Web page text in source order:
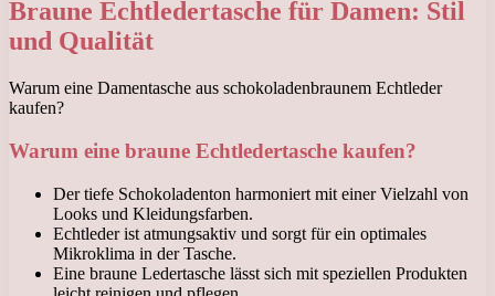
Braune Echtledertasche für Damen: Stil
und Qualität
Warum eine Damentasche aus schokoladenbraunem Echtleder
kaufen?
Warum eine braune Echtledertasche kaufen?
Der tiefe Schokoladenton harmoniert mit einer Vielzahl von
Looks und Kleidungsfarben.
Echtleder ist atmungsaktiv und sorgt für ein optimales
Mikroklima in der Tasche.
Eine braune Ledertasche lässt sich mit speziellen Produkten